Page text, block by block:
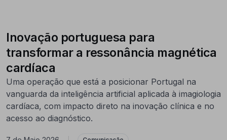
Inovação portuguesa para
transformar a ressonância magnética
cardíaca
Uma operação que está a posicionar Portugal na
vanguarda da inteligência artificial aplicada à imagiologia
cardíaca, com impacto direto na inovação clínica e no
acesso ao diagnóstico.